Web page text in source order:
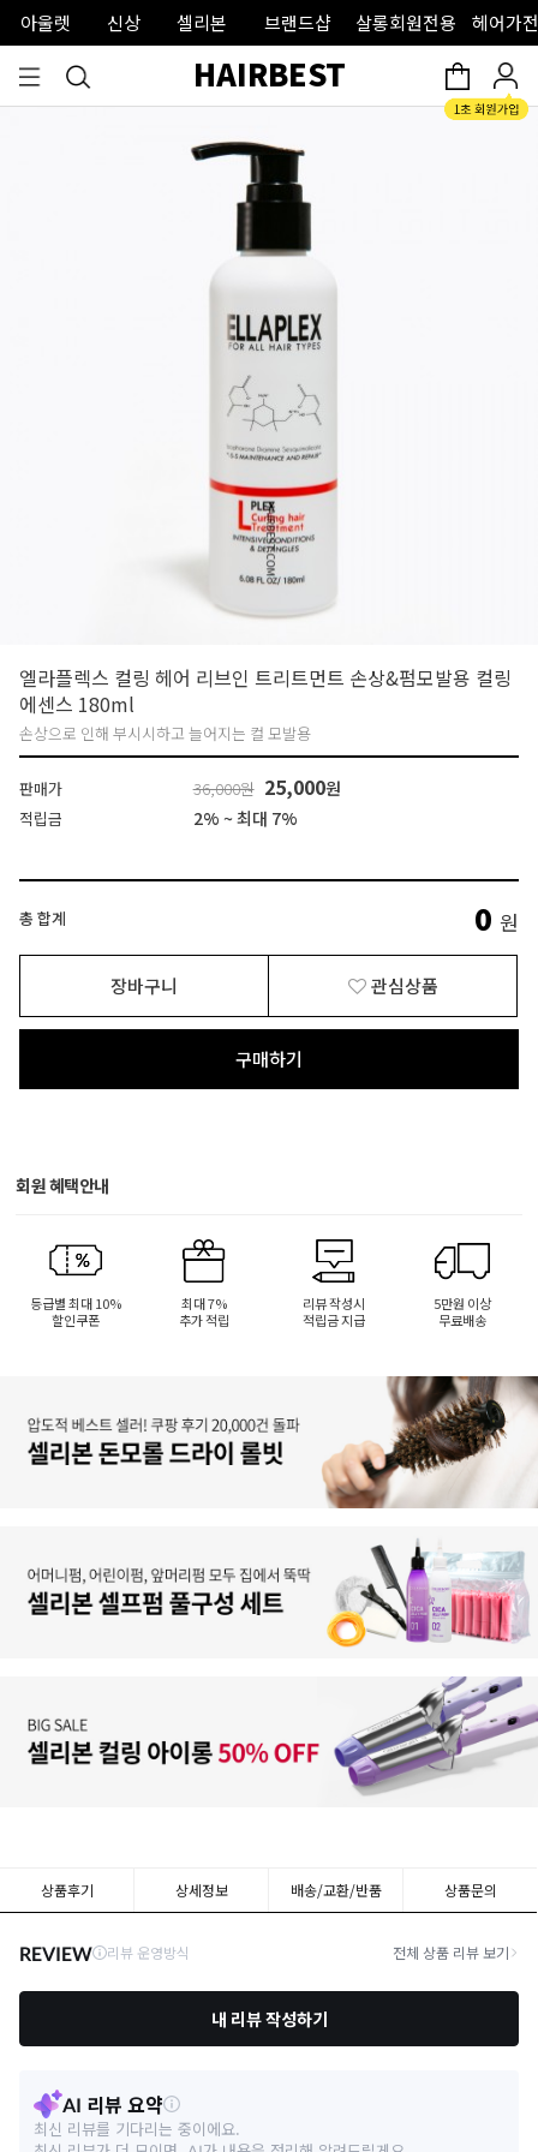
아울렛 신상 셀리본 브랜드샵 살롱회원전용 헤어가
HAIRBEST
엘라플렉스 컬링 헤어 리브인 트리트먼트 손상&펌모발용 컬링
에센스 180ml
손상으로 인해 부시시하고 늘어지는 컬 모발용
판매가 36,000원 25,000원
적립금 2% ~ 최대 7%
총 합계 0 원
장바구니 관심상품
구매하기
회원 혜택안내
등급별 최대 10%
할인쿠폰
최대 7%
추가 적립
리뷰 작성시
적립금 지급
5만원 이상
무료배송
상품후기 상세정보 배송/교환/반품 상품문의